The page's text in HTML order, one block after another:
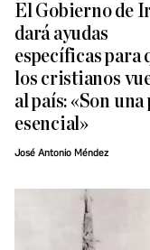
El Gobierno de
dará ayudas
específicas para
los cristianos
al país: «Son una
esencial»
José Antonio Méndez